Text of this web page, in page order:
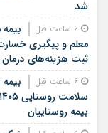
شد
معلم و پیگیری
ثبت هزینه‌های درمان
بیمه روستاییان